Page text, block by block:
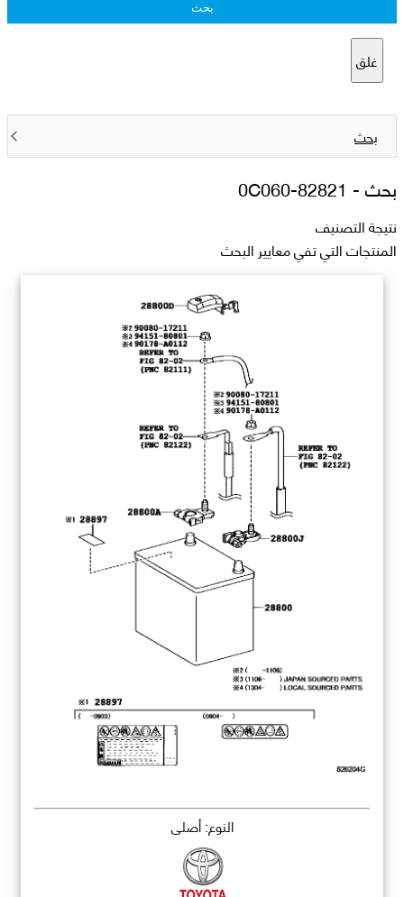
بحث
غلق
بحث
بحث - 82821-0C060
نتيجة التصنيف
المنتجات التي تفي معايير البحث
النوع: أصلي